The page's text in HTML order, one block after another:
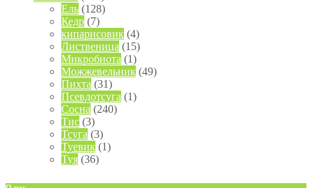
Ель (128)
Кедр (7)
кипарисовик (4)
Лиственица (15)
Микробиота (1)
Можжевельник (49)
Пихта (31)
Псевдотсуга (1)
Сосна (240)
Тис (3)
Тсуга (3)
Туевик (1)
Туя (36)